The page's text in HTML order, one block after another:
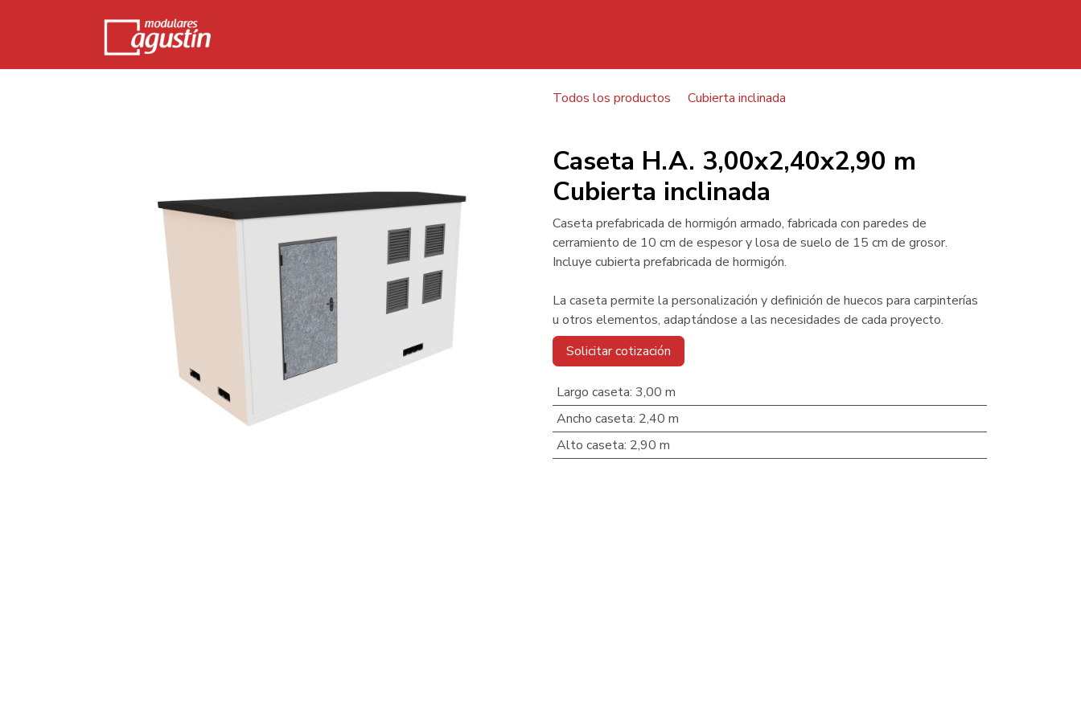
Todos los productos
Cubierta inclinada
Caseta H.A. 3,00x2,40x2,90 m
Cubierta inclinada
Caseta prefabricada de hormigón armado, fabricada con paredes de
cerramiento de 10 cm de espesor y losa de suelo de 15 cm de grosor.
Incluye cubierta prefabricada de hormigón.
La caseta permite la personalización y definición de huecos para carpinterías
u otros elementos, adaptándose a las necesidades de cada proyecto.
Solicitar cotización
Largo caseta: 3,00 m
Ancho caseta: 2,40 m
Alto caseta: 2,90 m